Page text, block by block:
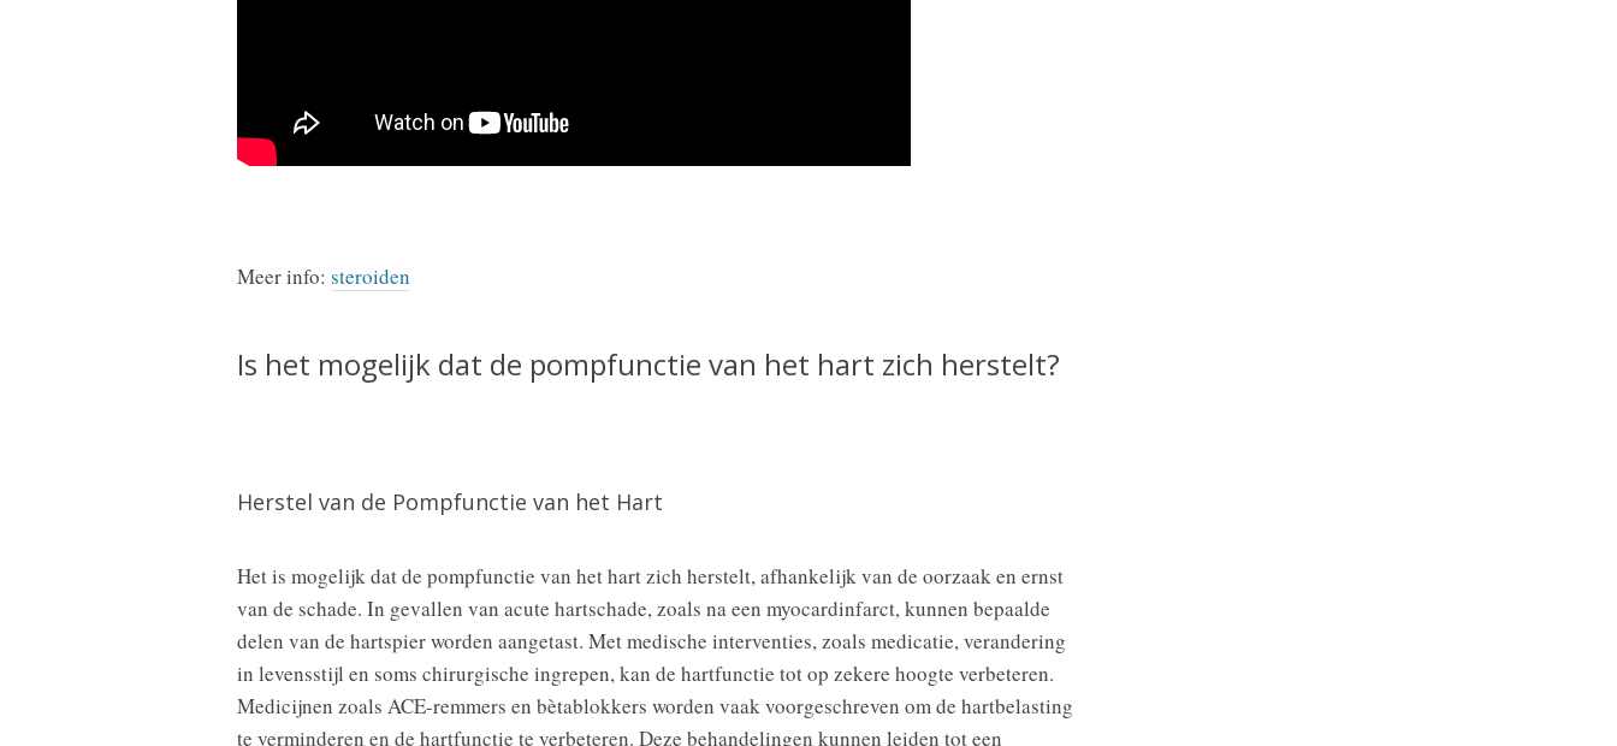
Meer info: steroiden
Is het mogelijk dat de pompfunctie van het hart zich herstelt?
Herstel van de Pompfunctie van het Hart
Het is mogelijk dat de pompfunctie van het hart zich herstelt, afhankelijk van de oorzaak en ernst
van de schade. In gevallen van acute hartschade, zoals na een myocardinfarct, kunnen bepaalde
delen van de hartspier worden aangetast. Met medische interventies, zoals medicatie, verandering
in levensstijl en soms chirurgische ingrepen, kan de hartfunctie tot op zekere hoogte verbeteren.
Medicijnen zoals ACE-remmers en bètablokkers worden vaak voorgeschreven om de hartbelasting
te verminderen en de hartfunctie te verbeteren. Deze behandelingen kunnen leiden tot een